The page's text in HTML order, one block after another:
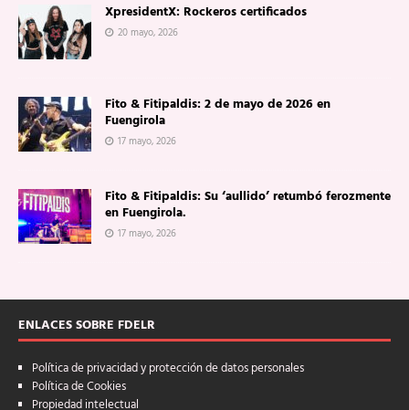
XpresidentX: Rockeros certificados
20 mayo, 2026
Fito & Fitipaldis: 2 de mayo de 2026 en
Fuengirola
17 mayo, 2026
Fito & Fitipaldis: Su ‘aullido’ retumbó ferozmente
en Fuengirola.
17 mayo, 2026
ENLACES SOBRE FDELR
Política de privacidad y protección de datos personales
Política de Cookies
Propiedad intelectual